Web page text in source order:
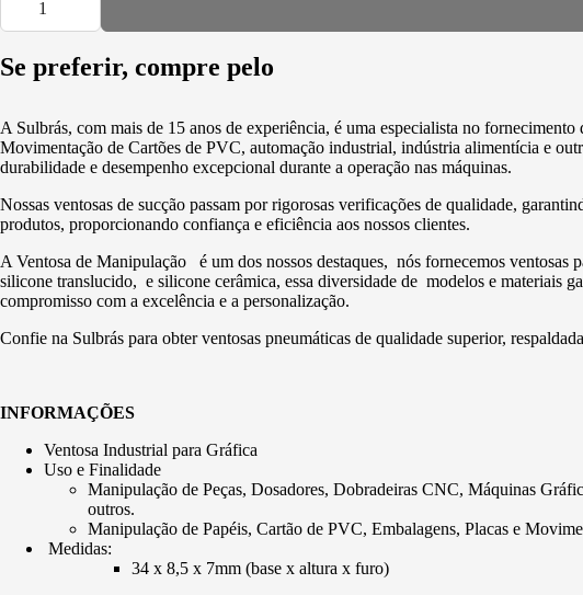
Se preferir, compre pelo
A Sulbrás, com mais de 15 anos de experiência, é uma especialista no
Movimentação de Cartões de PVC, automação industrial, indústria alimentícia e
durabilidade e desempenho excepcional durante a operação nas máquinas.
Nossas ventosas de sucção passam por rigorosas verificações de qualidade,
produtos, proporcionando confiança e eficiência aos nossos clientes.
A Ventosa de Manipulação é um dos nossos destaques, nós fornecemos ventosas
silicone translucido, e silicone cerâmica, essa diversidade de modelos e materiais
compromisso com a excelência e a personalização.
Confie na Sulbrás para obter ventosas pneumáticas de qualidade superior,
INFORMAÇÕES
Ventosa Industrial para Gráfica
Uso e Finalidade
Manipulação de Peças, Dosadores, Dobradeiras CNC, Máquinas
outros.
Manipulação de Papéis, Cartão de PVC, Embalagens, Placas e
Medidas:
34 x 8,5 x 7mm (base x altura x furo)